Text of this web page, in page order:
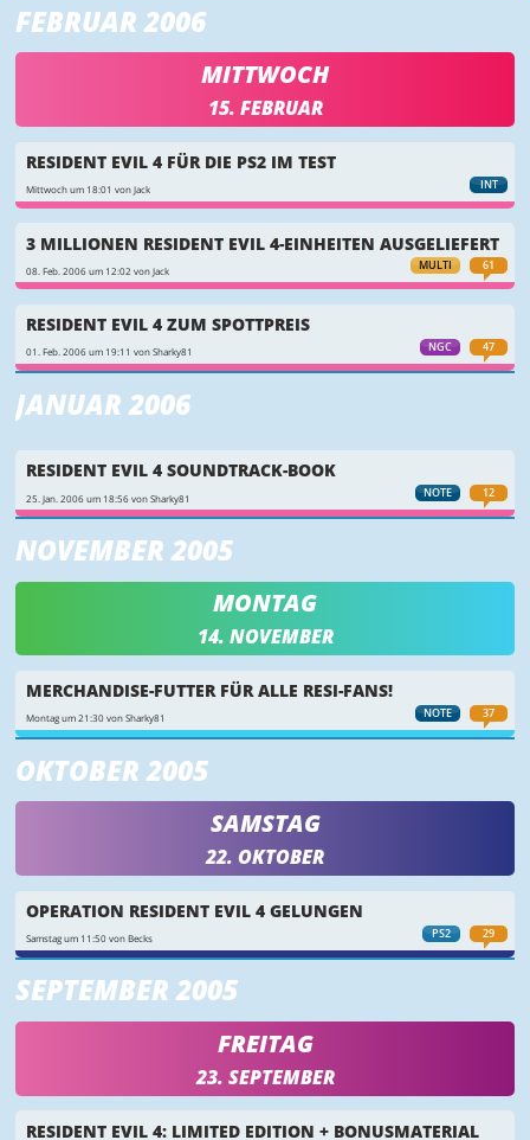
FEBRUAR 2006
MITTWOCH
15. FEBRUAR
INT
RESIDENT EVIL 4 FÜR DIE PS2 IM TEST
Mittwoch um 18:01 von Jack
MULTI 61
3 MILLIONEN RESIDENT EVIL 4-EINHEITEN AUSGELIEFERT
08. Feb. 2006 um 12:02 von Jack
NGC 47
RESIDENT EVIL 4 ZUM SPOTTPREIS
01. Feb. 2006 um 19:11 von Sharky81
JANUAR 2006
NOTE 12
RESIDENT EVIL 4 SOUNDTRACK-BOOK
25. Jan. 2006 um 18:56 von Sharky81
NOVEMBER 2005
MONTAG
14. NOVEMBER
NOTE 37
MERCHANDISE-FUTTER FÜR ALLE RESI-FANS!
Montag um 21:30 von Sharky81
OKTOBER 2005
SAMSTAG
22. OKTOBER
PS2 29
OPERATION RESIDENT EVIL 4 GELUNGEN
Samstag um 11:50 von Becks
SEPTEMBER 2005
FREITAG
23. SEPTEMBER
RESIDENT EVIL 4: LIMITED EDITION + BONUSMATERIAL